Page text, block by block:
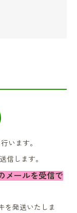
います。
信します。
ールを受信で
を発送いたしま